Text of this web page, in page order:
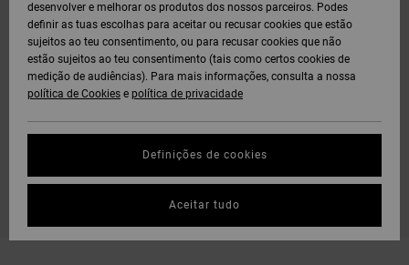
desenvolver e melhorar os produtos dos nossos parceiros. Podes
definir as tuas escolhas para aceitar ou recusar cookies que estão
sujeitos ao teu consentimento, ou para recusar cookies que não
estão sujeitos ao teu consentimento (tais como certos cookies de
medição de audiências). Para mais informações, consulta a nossa
política de Cookies e política de privacidade
Definições de cookies
Aceitar tudo